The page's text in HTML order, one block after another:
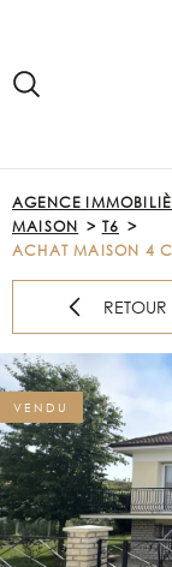
recherche
principal
AGENCE
MAISON
T6
ACHAT MAISON 4
RETOUR
VENDU